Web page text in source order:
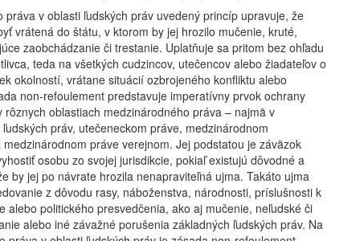
práva v oblasti ľudských práv uvedený princíp upravuje, že
vrátená do štátu, v ktorom by jej hrozilo mučenie, kruté,
zaobchádzanie či trestanie. Uplatňuje sa pritom bez ohľadu
teda na všetkých cudzincov, utečencov alebo žiadateľov o
okolností, vrátane situácií ozbrojeného konfliktu alebo
non-refoulement predstavuje imperatívny prvok ochrany
rôznych oblastiach medzinárodného práva – najmä v
práv, utečeneckom práve, medzinárodnom
práve verejnom. Jej podstatou je záväzok
osobu zo svojej jurisdikcie, pokiaľ existujú dôvodné a
by jej po návrate hrozila nenapraviteľná ujma. Takáto ujma
z dôvodu rasy, náboženstva, národnosti, príslušnosti k
alebo politického presvedčenia, ako aj mučenie, neľudské či
alebo iné závažné porušenia základných ľudských práv. Na